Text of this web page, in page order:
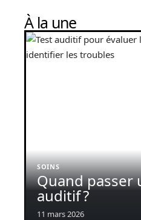
À la une
SOINS
Quand passer
auditif ?
11 mars 2026